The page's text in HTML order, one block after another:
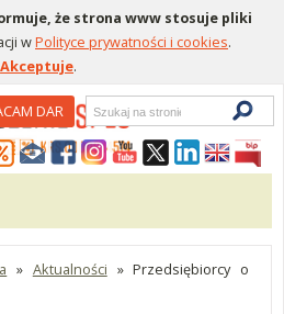
że strona www stosuje pliki
wPolityce prywatności i cookies.
Akceptuje.
DAR
» Aktualności »Przedsiębiorcy o